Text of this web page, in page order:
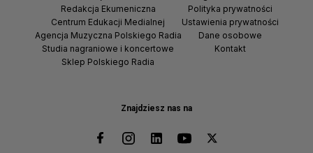
Znajdziesz nas na
Redakcja Ekumeniczna
Centrum Edukacji Medialnej
Agencja Muzyczna Polskiego Radia
Studia nagraniowe i koncertowe
Sklep Polskiego Radia
Polityka prywatności
Ustawienia prywatności
Dane osobowe
Kontakt